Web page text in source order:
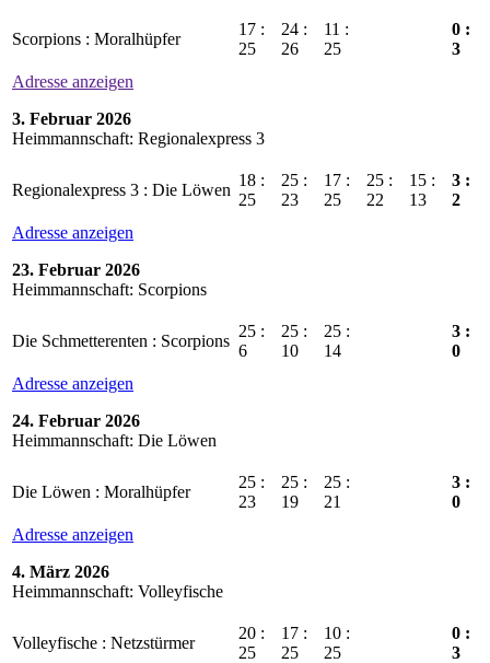
Scorpions : Moralhüpfer
17 :
25
24 :
26
11 :
25
0 :
3
Adresse anzeigen
3. Februar 2026
Heimmannschaft: Regionalexpress 3
Regionalexpress 3 : Die Löwen
18 :
25
25 :
23
17 :
25
25 :
22
15 :
13
3 :
2
Adresse anzeigen
23. Februar 2026
Heimmannschaft: Scorpions
Die Schmetterenten : Scorpions
25 :
6
25 :
10
25 :
14
3 :
0
Adresse anzeigen
24. Februar 2026
Heimmannschaft: Die Löwen
Die Löwen : Moralhüpfer
25 :
23
25 :
19
25 :
21
3 :
0
Adresse anzeigen
4. März 2026
Heimmannschaft: Volleyfische
Volleyfische : Netzstürmer
20 :
25
17 :
25
10 :
25
0 :
3